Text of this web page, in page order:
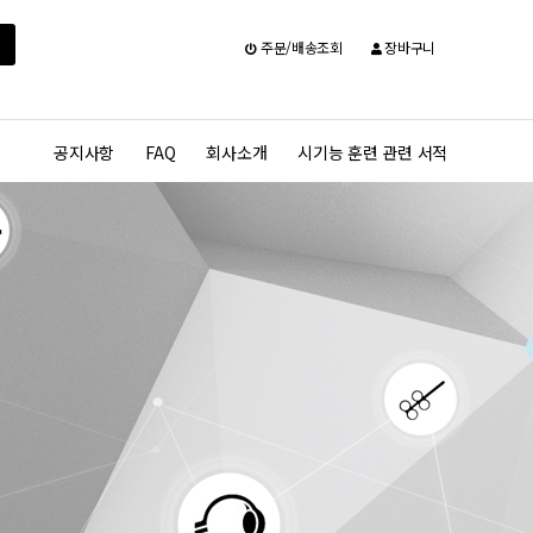
주문/배송조회 장바구니
공지사항 FAQ 회사소개 시기능 훈련 관련 서적